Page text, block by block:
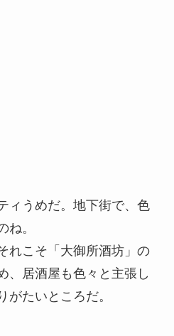
ィうめだ。地下街で、色
ね。
れこそ「大御所酒坊」の
、居酒屋も色々と主張し
がたいところだ。